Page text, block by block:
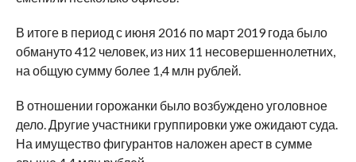
В итоге в период с июня 2016 по март 2019 года было
обмануто 412 человек, из них 11 несовершеннолетних,
на общую сумму более 1,4 млн рублей.
В отношении горожанки было возбуждено уголовное
дело. Другие участники группировки уже ожидают суда.
На имущество фигурантов наложен арест в сумме